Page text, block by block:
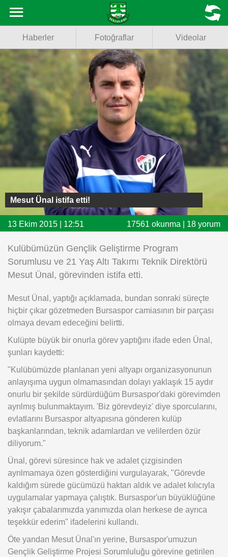
Fotoğraflar
Videolar
Basketbol
Voleybol
Puan Durumu
Fikstür
Facebook
Twitter
Instagram
Android
iOS
MENU
Haberler Fotoğraflar Videolar
Mesut Ünal istifa etti!
13 Ekim 2015 | 12:51 17561 okunma | 18 yorum
Kulübümüzün Gençlik Geliştirme Program
Sorumlusu ve 21 Yaş Altı Takımı Teknik Direktörü
Mesut Ünal, görevinden istifa etti.
Mesut Ünal, yaptığı açıklamada, bundan sonraki süreçte
hiçbir çıkar gözetmeden Bursaspor camiasının bir parçası
olmaya devam edeceğini belirtti.
Kulüpte büyük bir onurla görev yaptığını ifade eden Ünal,
şunları kaydetti:
"Kulübümüzde planlanan yeni altyapı organizasyonunun
anlayışıma uygun olmamasından dolayı yaklaşık 15 aydır
onurlu bir şekilde sürdürdüğüm Bursaspor'daki görevimden
ayrılmış bulunmaktayım. 'Biz görevdeyiz' diye sporcularını,
evlatlarını Bursaspor altyapısına gönderen kulüp
başkanlarından, teknik adamlardan ve velilerden özür
diliyorum."
Ünal, görevi süresince hak ve adalet çizgisinden
ayrılmamaya özen gösterdiğini vurgulayarak, "Görevde
kaldığım sürede gücümüzü haktan aldık ve adalet kılıcıyla
uygulamalar yapmaya çalıştık. Bursaspor'un büyüklüğüne
yakışır çabalarımızda yanımızda olan herkese de ayrıca
teşekkür ederim" ifadelerini kullandı.
Öte yandan Mesut Ünal'ın yerine, Bursaspor'umuzun
Gençlik Geliştirme Projesi Sorumluluğu görevine getirilen